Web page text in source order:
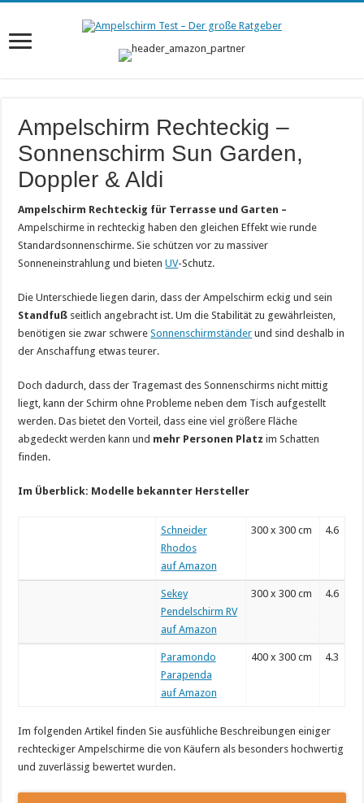
Ampelschirm Rechteckig –
Sonnenschirm Sun Garden,
Doppler & Aldi
Ampelschirm Rechteckig für Terrasse und Garten –
Ampelschirme in rechteckig haben den gleichen Effekt wie runde
Standardsonnenschirme. Sie schützen vor zu massiver
Sonneneinstrahlung und bietenUV-Schutz.
Die Unterschiede liegen darin, dass der Ampelschirm eckig und sein
Standfuß seitlich angebracht ist. Um die Stabilität zu gewährleisten,
benötigen sie zwar schwereSonnenschirmständer und sind deshalb in
der Anschaffung etwas teurer.
Doch dadurch, dass der Tragemast des Sonnenschirms nicht mittig
liegt, kann der Schirm ohne Probleme neben dem Tisch aufgestellt
werden. Das bietet den Vorteil, dass eine viel größere Fläche
abgedeckt werden kann und mehr Personen Platz im Schatten
finden.
Im Überblick: Modelle bekannter Hersteller
Schneider
Rhodos
auf Amazon
300 x 300 cm 4.6
Sekey
Pendelschirm RV
auf Amazon
300 x 300 cm 4.6
Paramondo
Parapenda
auf Amazon
400 x 300 cm 4.3
Im folgenden Artikel finden Sie ausfühliche Beschreibungen einiger
rechteckiger Ampelschirme die von Käufern als besonders hochwertig
und zuverlässig bewertet wurden.